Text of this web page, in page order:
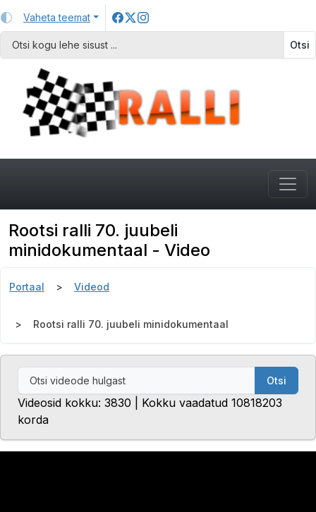
Vaheta teemat
Otsi
Rootsi ralli 70. juubeli
minidokumentaal - Video
Portaal Videod
Rootsi ralli 70. juubeli minidokumentaal
Otsi
Videosid kokku: 3830 | Kokku vaadatud 10818203
korda